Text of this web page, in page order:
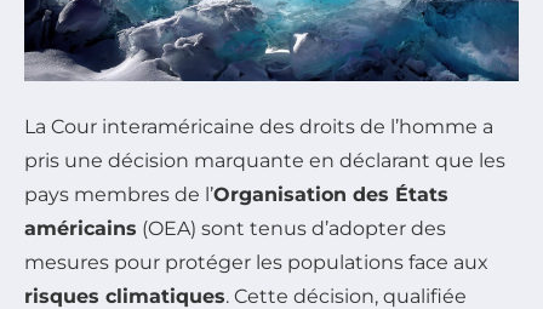
La Cour interaméricaine des droits de l’homme a
pris une décision marquante en déclarant que les
pays membres de l’Organisation des États
américains (OEA) sont tenus d’adopter des
mesures pour protéger les populations face aux
risques climatiques. Cette décision, qualifiée